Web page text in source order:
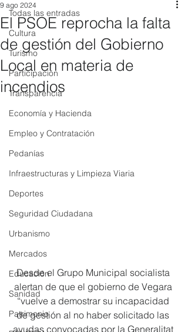
Todas las entradas
Cultura
Turismo
Participación
Transparencia
Economía y Hacienda
Empleo y Contratación
Pedanías
Infraestructuras y Limpieza Viaria
Deportes
Seguridad Ciudadana
Urbanismo
Mercados
Educación
Sanidad
Patrimonio
El PSOE reprocha la falta
de gestión del Gobierno
Local en materia de
incendios
9 ago 2024
Desde el Grupo Municipal socialista
alertan de que el gobierno de Vegara
“vuelve a demostrar su incapacidad
de gestión al no haber solicitado las
ayudas convocadas por la Generalitat